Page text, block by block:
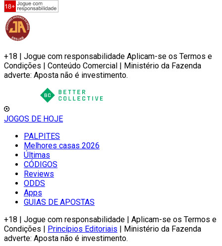
+18 | Jogue com responsabilidade Aplicam-se os Termos e
Condições | Conteúdo Comercial | Ministério da Fazenda
adverte: Aposta não é investimento.
JOGOS DE HOJE
PALPITES
Melhores casas 2026
Últimas
CÓDIGOS
Reviews
ODDS
Apps
GUIAS DE APOSTAS
+18 | Jogue com responsabilidade | Aplicam-se os Termos e
Condições | Princípios Editoriais | Ministério da Fazenda
adverte: Aposta não é investimento.